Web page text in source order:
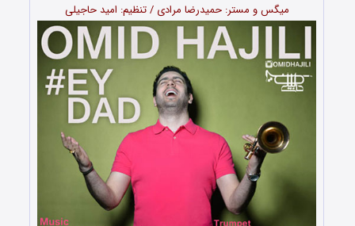
میگس و مستر: حمیدرضا مرادی / تنظیم: امید حاجیلی